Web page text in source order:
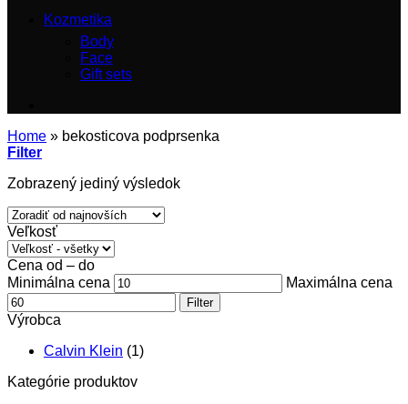
Kozmetika
Body
Face
Gift sets
Home » bekosticova podprsenka
Filter
Zobrazený jediný výsledok
Veľkosť
Cena od – do
Minimálna cena
Maximálna cena
Filter
Výrobca
Calvin Klein (1)
Kategórie produktov